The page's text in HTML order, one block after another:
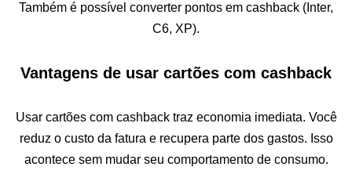
Também é possível converter pontos em cashback (Inter,
C6, XP).
Vantagens de usar cartões com cashback
Usar cartões com cashback traz economia imediata. Você
reduz o custo da fatura e recupera parte dos gastos. Isso
acontece sem mudar seu comportamento de consumo.